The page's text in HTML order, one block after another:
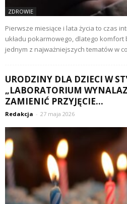
ZDROWIE
Pierwsze miesiące i lata życia to czas
układu pokarmowego, dlatego
jednym z najważniejszych tematów w
URODZINY DLA DZIECI W
„LABORATORIUM
ZAMIENIĆ PRZYJĘCIE...
Redakcja - 27 maja 2026